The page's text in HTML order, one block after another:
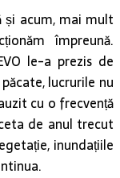
acum, mai mult
împreună.
le-a prezis de
lucrurile nu
cu o frecvență
de anul trecut
inundațiile